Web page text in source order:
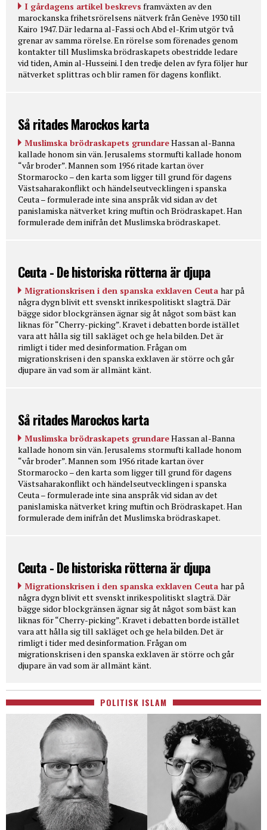
I gårdagens artikel beskrevs framväxten av den
marockanska frihetsrörelsens nätverk från Genève 1930 till
Kairo 1947. Där ledarna al-Fassi och Abd el-Krim utgör två
grenar av samma rörelse. En rörelse som förenades genom
kontakter till Muslimska brödraskapets obestridde ledare
vid tiden, Amin al-Husseini. I den tredje delen av fyra följer hur
nätverket splittras och blir ramen för dagens konflikt.
Så ritades Marockos karta
Muslimska brödraskapets grundareHassan al-Banna
kallade honom sin vän. Jerusalems stormufti kallade honom
“vår broder”. Mannen som 1956 ritade kartan över
Stormarocko – den karta som ligger till grund för dagens
Västsaharakonflikt och händelseutvecklingen i spanska
Ceuta – formulerade inte sina anspråk vid sidan av det
panislamiska nätverket kring muftin och Brödraskapet. Han
formulerade dem inifrån det Muslimska brödraskapet.
Ceuta - De historiska rötterna är djupa
Migrationskrisen i den spanska exklaven Ceuta har på
några dygn blivit ett svenskt inrikespolitiskt slagträ. Där
bägge sidor blockgränsen ägnar sig åt något som bäst kan
liknas för “Cherry-picking”. Kravet i debatten borde istället
vara att hålla sig till sakläget och ge hela bilden. Det är
rimligt i tider med desinformation. Frågan om
migrationskrisen i den spanska exklaven är större och går
djupare än vad som är allmänt känt.
Så ritades Marockos karta
Muslimska brödraskapets grundareHassan al-Banna
kallade honom sin vän. Jerusalems stormufti kallade honom
“vår broder”. Mannen som 1956 ritade kartan över
Stormarocko – den karta som ligger till grund för dagens
Västsaharakonflikt och händelseutvecklingen i spanska
Ceuta – formulerade inte sina anspråk vid sidan av det
panislamiska nätverket kring muftin och Brödraskapet. Han
formulerade dem inifrån det Muslimska brödraskapet.
Ceuta - De historiska rötterna är djupa
Migrationskrisen i den spanska exklaven Ceuta har på
några dygn blivit ett svenskt inrikespolitiskt slagträ. Där
bägge sidor blockgränsen ägnar sig åt något som bäst kan
liknas för “Cherry-picking”. Kravet i debatten borde istället
vara att hålla sig till sakläget och ge hela bilden. Det är
rimligt i tider med desinformation. Frågan om
migrationskrisen i den spanska exklaven är större och går
djupare än vad som är allmänt känt.
POLITISK ISLAM